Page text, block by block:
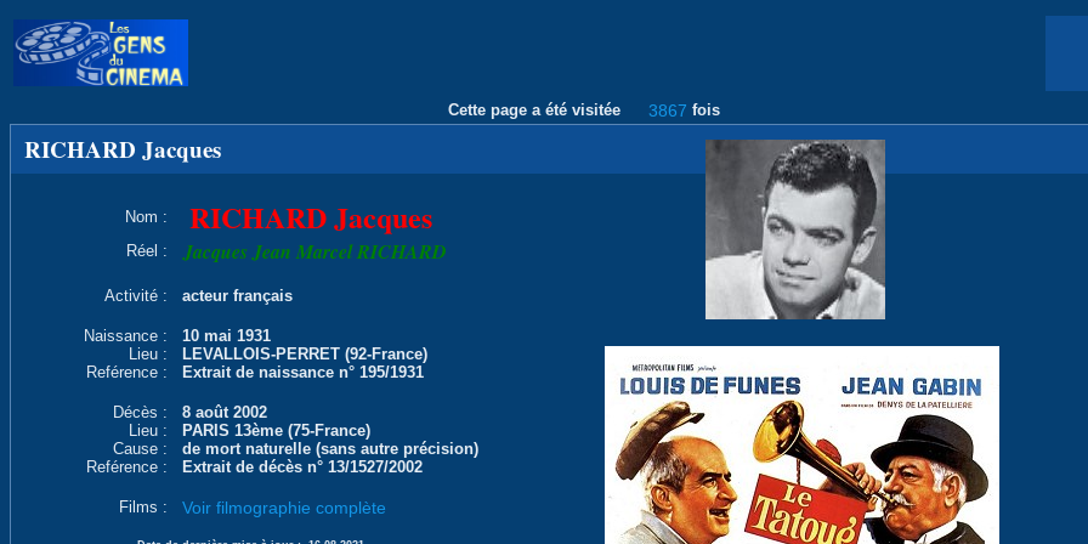
Cette page a été visitée 3867 fois
RICHARD Jacques
Nom : RICHARD Jacques
Réel : Jacques Jean Marcel RICHARD
Activité : acteur français
Naissance :
10 mai 1931
Lieu :
LEVALLOIS-PERRET (92-France)
Reférence :
Extrait de naissance n° 195/1931
Décès :
8 août 2002
Lieu :
PARIS 13ème (75-France)
Cause :
de mort naturelle (sans autre précision)
Reférence :
Extrait de décès n° 13/1527/2002
Films : Voir filmographie complète